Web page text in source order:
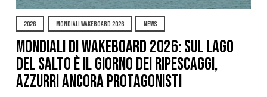
2026 MONDIALI WAKEBOARD 2026 NEWS
Mondiali di Wakeboard 2026: sul Lago
del Salto è il giorno dei ripescaggi,
azzurri ancora protagonisti